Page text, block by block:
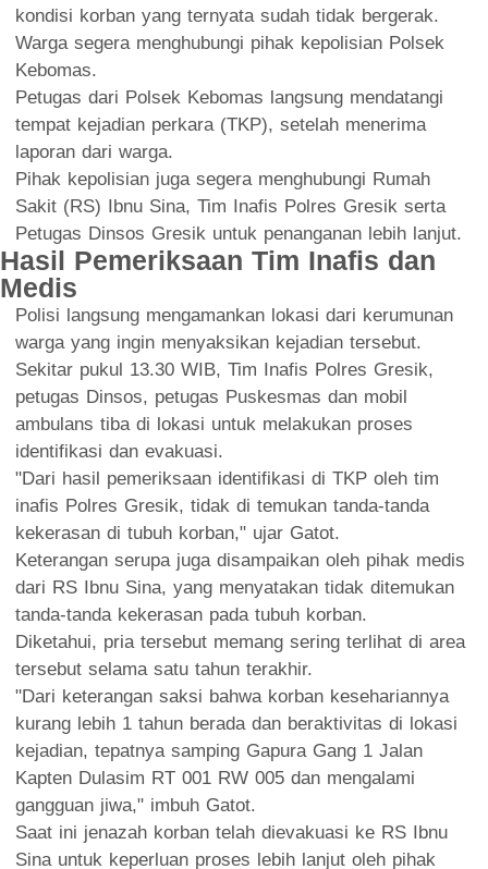
kondisi korban yang ternyata sudah tidak bergerak.
Warga segera menghubungi pihak kepolisian Polsek
Kebomas.
Petugas dari Polsek Kebomas langsung mendatangi
tempat kejadian perkara (TKP), setelah menerima
laporan dari warga.
Pihak kepolisian juga segera menghubungi Rumah
Sakit (RS) Ibnu Sina, Tim Inafis Polres Gresik serta
Petugas Dinsos Gresik untuk penanganan lebih lanjut.
Hasil Pemeriksaan Tim Inafis dan
Medis
Polisi langsung mengamankan lokasi dari kerumunan
warga yang ingin menyaksikan kejadian tersebut.
Sekitar pukul 13.30 WIB, Tim Inafis Polres Gresik,
petugas Dinsos, petugas Puskesmas dan mobil
ambulans tiba di lokasi untuk melakukan proses
identifikasi dan evakuasi.
"Dari hasil pemeriksaan identifikasi di TKP oleh tim
inafis Polres Gresik, tidak di temukan tanda-tanda
kekerasan di tubuh korban," ujar Gatot.
Keterangan serupa juga disampaikan oleh pihak medis
dari RS Ibnu Sina, yang menyatakan tidak ditemukan
tanda-tanda kekerasan pada tubuh korban.
Diketahui, pria tersebut memang sering terlihat di area
tersebut selama satu tahun terakhir.
"Dari keterangan saksi bahwa korban kesehariannya
kurang lebih 1 tahun berada dan beraktivitas di lokasi
kejadian, tepatnya samping Gapura Gang 1 Jalan
Kapten Dulasim RT 001 RW 005 dan mengalami
gangguan jiwa," imbuh Gatot.
Saat ini jenazah korban telah dievakuasi ke RS Ibnu
Sina untuk keperluan proses lebih lanjut oleh pihak